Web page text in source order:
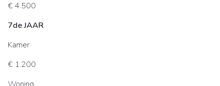
€ 4.500
7de JAAR
Kamer
€ 1.200